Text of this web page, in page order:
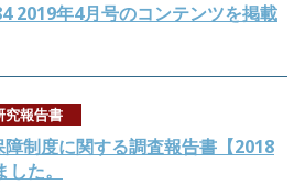
2019年4月号のコンテンツを掲載
究報告書
障制度に関する調査報告書【2018
た。